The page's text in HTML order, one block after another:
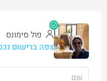
פול סימונס
צפה ברישום